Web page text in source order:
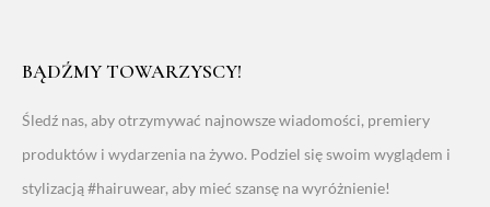
BĄDŹMY TOWARZYSCY!
Śledź nas, aby otrzymywać najnowsze wiadomości, premiery
produktów i wydarzenia na żywo. Podziel się swoim wyglądem i
stylizacją #hairuwear, aby mieć szansę na wyróżnienie!